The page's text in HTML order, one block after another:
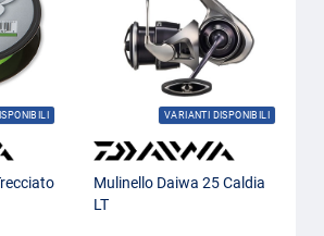
VARIANTI DISPONIBILI
Mulinello Daiwa 25 Caldia
LT